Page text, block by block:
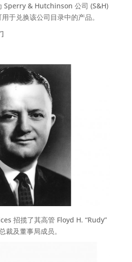
Sperry & Hutchinson 公司 (S&H)
于兑换该公司目录中的产品。
招揽了其高管 Floyd H. “Rudy”
裁及董事局成员。